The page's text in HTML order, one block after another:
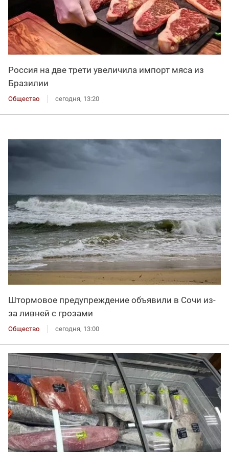
Россия на две трети увеличила импорт мяса из
Бразилии
Общество сегодня, 13:20
Штормовое предупреждение объявили в Сочи из-
за ливней с грозами
Общество сегодня, 13:00